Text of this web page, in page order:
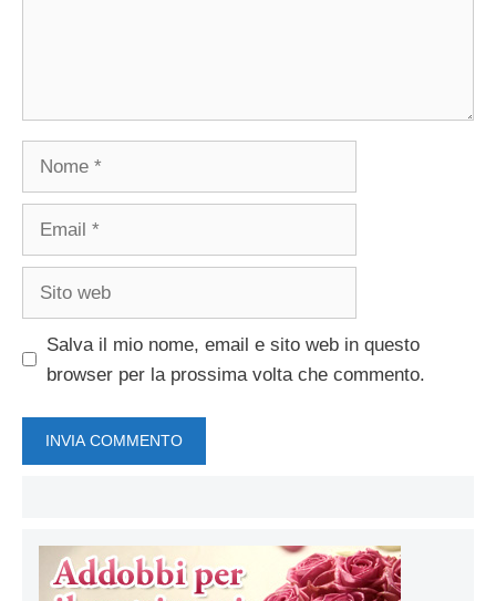
Salva il mio nome, email e sito web in questo
browser per la prossima volta che commento.